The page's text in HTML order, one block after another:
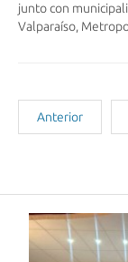
junto con
Valparaíso,
Anterior